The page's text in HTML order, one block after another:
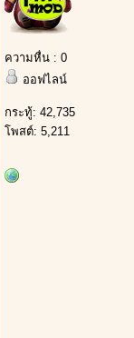
ความหื่น : 0
ออฟไลน์
กระทู้: 42,735
โพสต์: 5,211